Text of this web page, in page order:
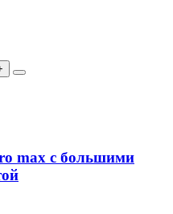
max с большими